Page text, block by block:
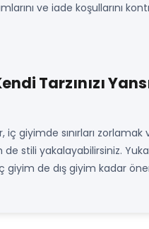
ve iade koşullarını
Tarzınızı
iç giyimde sınırları
de stili yakalayabilirsiniz.
giyim de dış giyim kadar